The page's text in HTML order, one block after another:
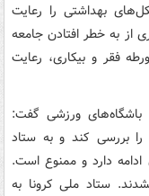
بهداشتی را رعایت
از به خطر افتادن جامعه
فقر و بیکاری، رعایت
باشگاه‌های ورزشی گفت:
بررسی کند و به ستاد
دارد و ممنوع است.
ستاد ملی کرونا به